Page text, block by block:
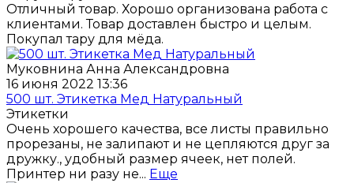
Отличный товар. Хорошо организована работа с
клиентами. Товар доставлен быстро и целым.
Покупал тару для мёда.
Муковнина Анна Александровна
16 июня 2022 13:36
500 шт. Этикетка Мед Натуральный
Этикетки
Очень хорошего качества, все листы правильно
прорезаны, не залипают и не цепляются друг за
дружку., удобный размер ячеек, нет полей.
Принтер ни разу не... Еще